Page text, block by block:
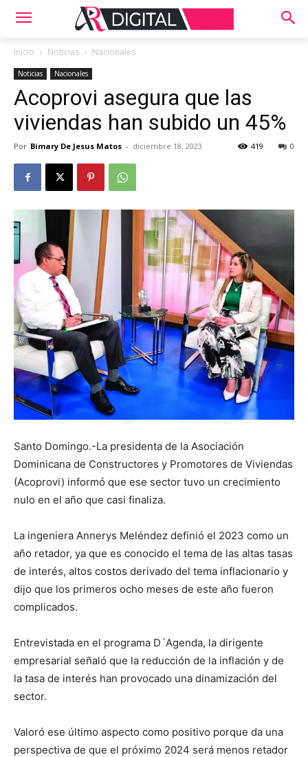
Inicio Noticias Nacionales
Noticias Nacionales
Acoprovi asegura que las
viviendas han subido un 45%
Por Bimary De Jesus Matos - diciembre 18, 2023 0
419
Santo Domingo.-La presidenta de la Asociación
Dominicana de Constructores y Promotores de Viviendas
(Acoprovi) informó que ese sector tuvo un crecimiento
nulo en el año que casi finaliza.
La ingeniera Annerys Meléndez definió el 2023 como un
año retador, ya que es conocido el tema de las altas tasas
de interés, altos costos derivado del tema inflacionario y
dijo que los primeros ocho meses de este año fueron
complicados.
Entrevistada en el programa D´Agenda, la dirigente
empresarial señaló que la reducción de la inflación y de
la tasa de interés han provocado una dinamización del
sector.
Valoró ese último aspecto como positivo porque da una
perspectiva de que el próximo 2024 será menos retador